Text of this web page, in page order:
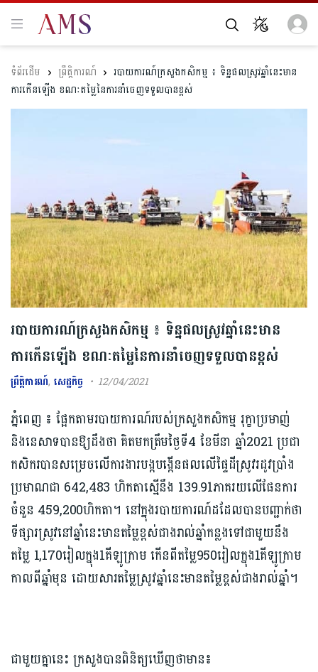
ព្រឹត្តិការណ៍
របាយការណ៍ក្រសួងកសិកម្ម ៖ ទិន្នផលស្រូវឆ្នាំនេះមាន
ការកើនឡើង ខណៈតម្លៃនៃការនាំចេញទទួលបានខ្ពស់
របាយការណ៍ក្រសួងកសិកម្ម ៖ ទិន្នផលស្រូវឆ្នាំនេះមាន
ការកើនឡើង ខណៈតម្លៃនៃការនាំចេញទទួលបានខ្ពស់
ព្រឹត្តិការណ៍,សេដ្ឋកិច្ច 12/04/2021
ភ្នំពេញ ៖ ផ្អែកតាមរបាយការណ៍របស់ក្រសួងកសិកម្ម រុក្ខាប្រមាញ់
និងនេសាទបានឱ្យដឹងថា គិតមកត្រឹមថ្ងៃទី4 ខែមីនា ឆ្នាំ2021 ប្រជា
កសិករបានសម្រេចលើការងារបង្កបង្កើនផលលើផ្ទៃដីស្រូវរដូវប្រាំង
ប្រមាណជា 642,483 ហិកតាស្មើនឹង 139.91ភាគរយលើផែនការ
ចំនួន 459,200ហិកតា។ នៅក្នុងរបាយការណ៍ដដែលបានបញ្ជាក់ថា
ទីផ្សារស្រូវនៅឆ្នាំនេះមានតម្លៃខ្ពស់ជាងរាល់ឆ្នាំកន្លងទៅជាមួយនឹង
តម្លៃ 1,170រៀលក្នុង1គីឡូក្រាម កើនពីតម្លៃ950រៀលក្នុង1គីឡូក្រាម
កាលពីឆ្នាំមុន ដោយសារតម្លៃស្រូវឆ្នាំនេះមានតម្លៃខ្ពស់ជាងរាល់ឆ្នាំ។
ជាមួយគ្នានេះ ក្រសួងបានពិនិត្យឃើញថាមាន៖